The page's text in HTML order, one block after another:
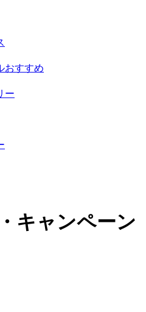
おすすめ
ー
キャンペーン